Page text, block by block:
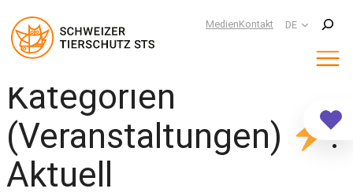
Inhalt
springen
MedienKontakt DE
Suchen
Kategorien
(Veranstaltungen)
:
Aktuell